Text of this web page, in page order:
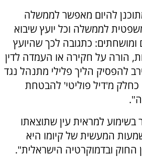
להיום מאפשר לממשלה
לממשלה וכל יועץ שיבוא
ומושחתים: כתגובה לכך שהיועץ
הורה על חקירה או העמדה לדין
להפסיק הליך פלילי מתנהל נגד
מ'דיל פוליטי' להבטחת
בשימוע למראית עין שתוצאתו
המעשית של קיומו היא
החוק ובדמוקרטיה הישראלית".